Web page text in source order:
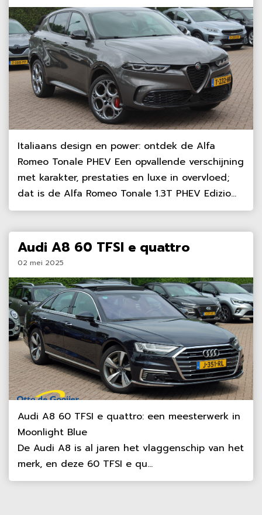
Italiaans design en power: ontdek de Alfa
Romeo Tonale PHEV Een opvallende verschijning
met karakter, prestaties en luxe in overvloed;
dat is de Alfa Romeo Tonale 1.3T PHEV Edizio...
Audi A8 60 TFSI e quattro
02 mei 2025
Audi A8 60 TFSI e quattro: een meesterwerk in
Moonlight Blue
De Audi A8 is al jaren het vlaggenschip van het
merk, en deze 60 TFSI e qu...